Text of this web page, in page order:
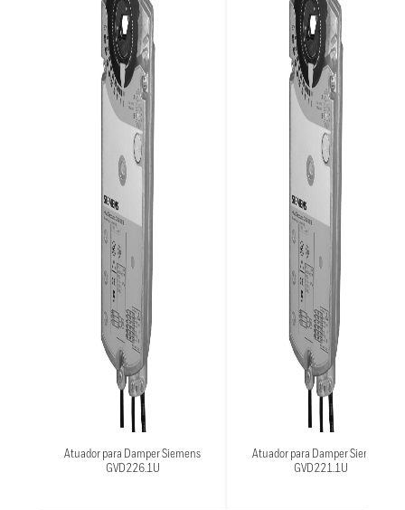
Atuador para Damper Siemens
GVD226.1U
Atuador para Damper Siemens
GVD221.1U